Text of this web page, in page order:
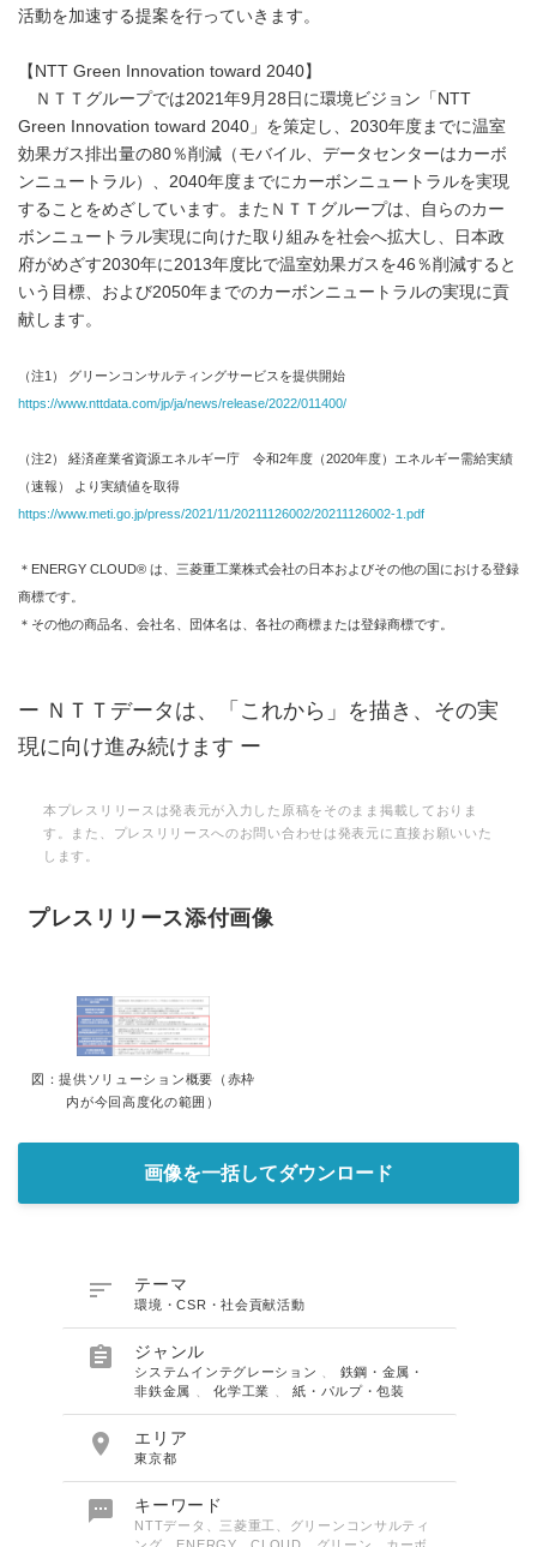
活動を加速する提案を行っていきます。
【NTT Green Innovation toward 2040】
ＮＴＴグループでは2021年9月28日に環境ビジョン「NTT
Green Innovation toward 2040」を策定し、2030年度までに温室
効果ガス排出量の80％削減（モバイル、データセンターはカーボ
ンニュートラル）、2040年度までにカーボンニュートラルを実現
することをめざしています。またＮＴＴグループは、自らのカー
ボンニュートラル実現に向けた取り組みを社会へ拡大し、日本政
府がめざす2030年に2013年度比で温室効果ガスを46％削減すると
いう目標、および2050年までのカーボンニュートラルの実現に貢
献します。
（注1） グリーンコンサルティングサービスを提供開始
https://www.nttdata.com/jp/ja/news/release/2022/011400/
（注2） 経済産業省資源エネルギー庁 令和2年度（2020年度）エネルギー需給実績
（速報） より実績値を取得
https://www.meti.go.jp/press/2021/11/20211126002/20211126002-1.pdf
＊ENERGY CLOUD® は、三菱重工業株式会社の日本およびその他の国における登録
商標です。
＊その他の商品名、会社名、団体名は、各社の商標または登録商標です。
ー ＮＴＴデータは、「これから」を描き、その実
現に向け進み続けます ー
本プレスリリースは発表元が入力した原稿をそのまま掲載しておりま
す。また、プレスリリースへのお問い合わせは発表元に直接お願いいた
します。
プレスリリース添付画像
図：提供ソリューション概要（赤枠
内が今回高度化の範囲）
画像を一括してダウンロード
 テーマ
環境・CSR・社会貢献活動
 ジャンル
システムインテグレーション
鉄鋼・金属・
非鉄金属
、化学工業 、紙・パルプ・包装
 エリア
東京都
 キーワード
NTTデータ、三菱重工、グリーンコンサルティ